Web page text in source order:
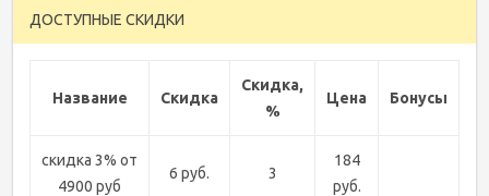
ДОСТУПНЫЕ СКИДКИ
Название Скидка
Скидка,
%
Цена Бонусы
скидка 3% от
4900 руб
6 руб. 3
184
руб.